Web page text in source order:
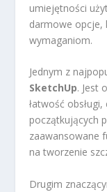
umiejętności
darmowe opcje,
wymaganiom.
Jednym z
SketchUp. Jest
łatwość
początkujących
zaawansowane
na tworzenie
Drugim